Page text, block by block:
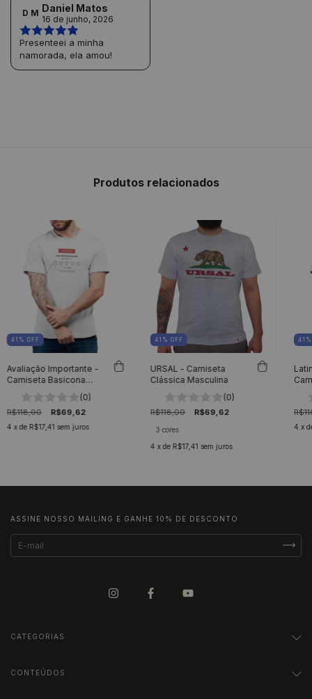
D M Daniel Matos
16 de junho, 2026
Presenteei a minha
namorada, ela amou!
Produtos relacionados
41 % OFF
Avaliação Importante -
Camiseta Basicona
(0)
R$118,00 R$69,62
4 x de R$17,41 sem juros
41 % OFF
URSAL - Camiseta
Clássica Masculina
(0)
R$118,00 R$69,62
3 cores
4 x de R$17,41 sem juros
41
4 x
ASSINE NOSSO MAILING E GANHE 10% DE DESCONTO
CATEGORIAS
CONTEÚDOS